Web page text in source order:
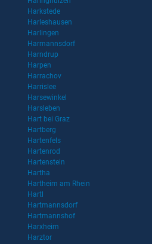
Harkstede
Harleshausen
Harlingen
Harmannsdorf
Harndrup
Harpen
Harrachov
Harrislee
Harsewinkel
Harsleben
Hart bei Graz
Hartberg
Hartenfels
Hartenrod
Hartenstein
Hartha
Hartheim am Rhein
Hartl
Hartmannsdorf
Hartmannshof
Harxheim
Harztor